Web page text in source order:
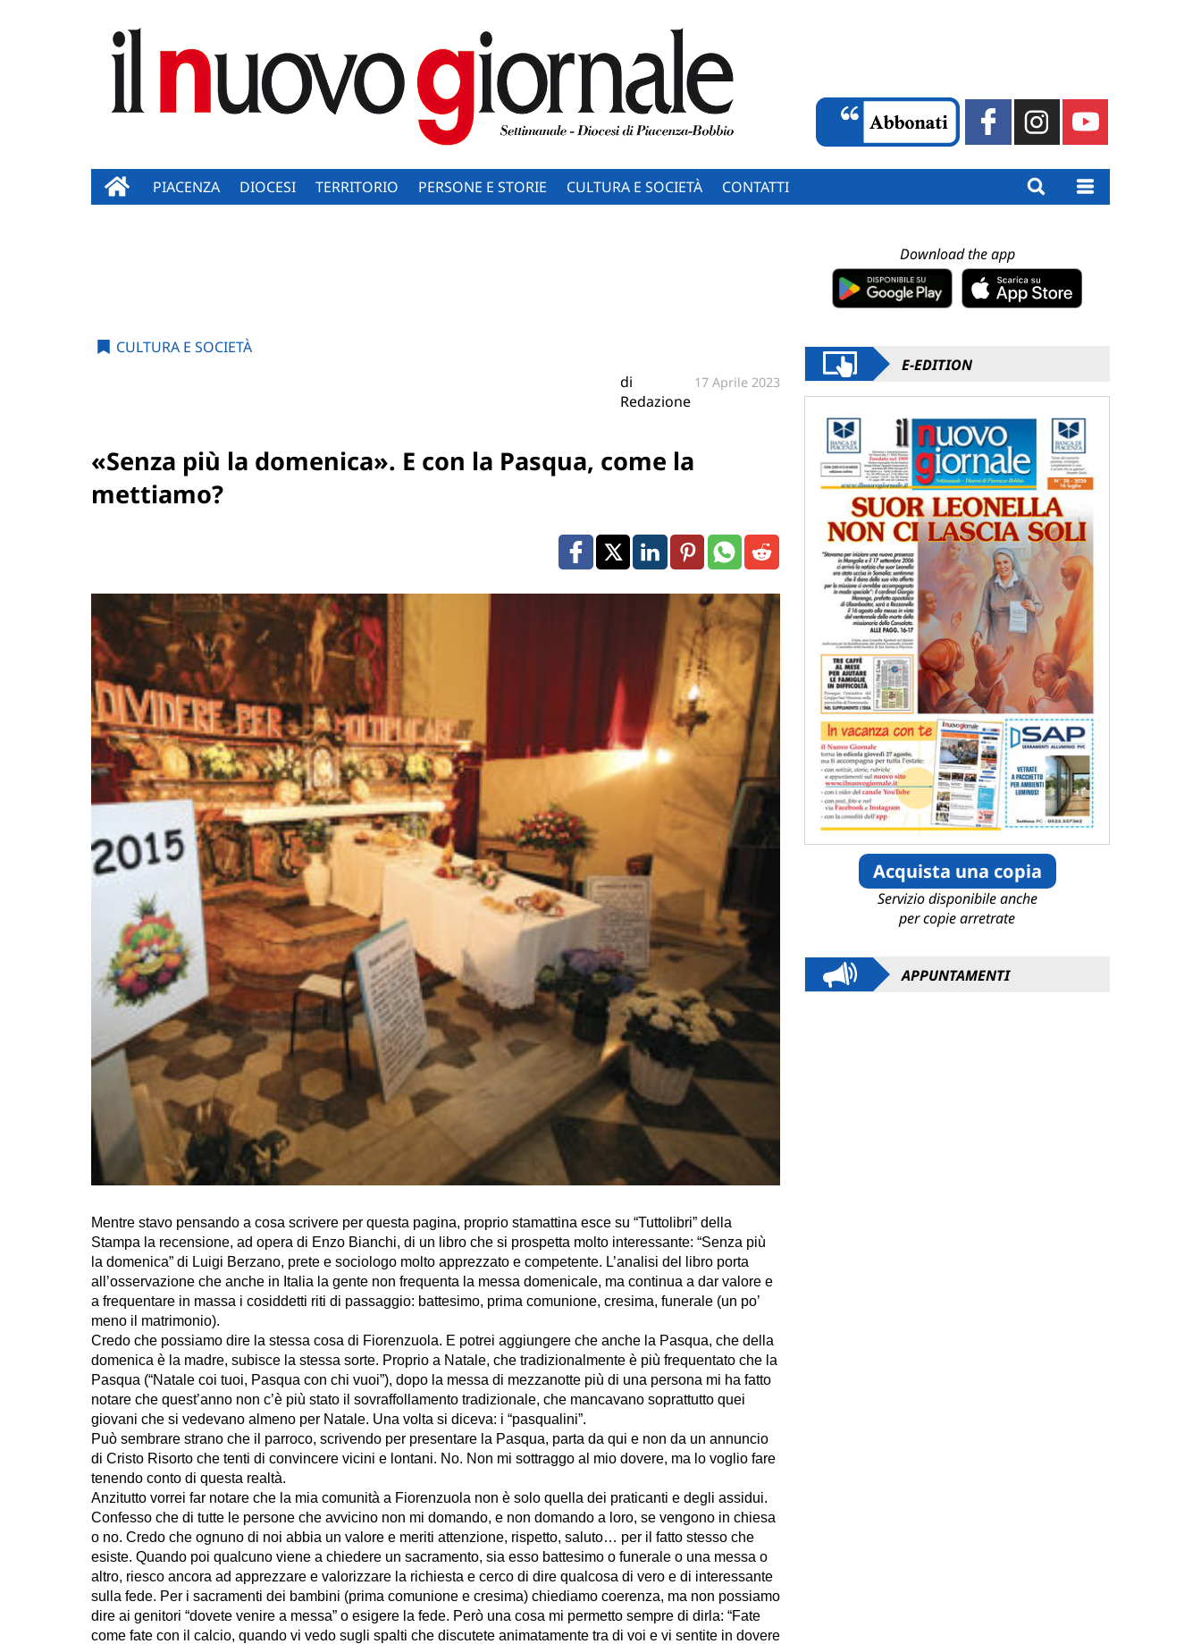
PIACENZA DIOCESI TERRITORIO PERSONE E STORIE CULTURA E SOCIETÀ CONTATTI
CULTURA E SOCIETÀ
di
Redazione
17 Aprile 2023
«Senza più la domenica». E con la Pasqua, come la
mettiamo?
Mentre stavo pensando a cosa scrivere per questa pagina, proprio stamattina esce su “Tuttolibri” della
Stampa la recensione, ad opera di Enzo Bianchi, di un libro che si prospetta molto interessante: “Senza più
la domenica” di Luigi Berzano, prete e sociologo molto apprezzato e competente. L’analisi del libro porta
all’osservazione che anche in Italia la gente non frequenta la messa domenicale, ma continua a dar valore e
a frequentare in massa i cosiddetti riti di passaggio: battesimo, prima comunione, cresima, funerale (un po’
meno il matrimonio).
Credo che possiamo dire la stessa cosa di Fiorenzuola. E potrei aggiungere che anche la Pasqua, che della
domenica è la madre, subisce la stessa sorte. Proprio a Natale, che tradizionalmente è più frequentato che la
Pasqua (“Natale coi tuoi, Pasqua con chi vuoi”), dopo la messa di mezzanotte più di una persona mi ha fatto
notare che quest’anno non c’è più stato il sovraffollamento tradizionale, che mancavano soprattutto quei
giovani che si vedevano almeno per Natale. Una volta si diceva: i “pasqualini”.
Può sembrare strano che il parroco, scrivendo per presentare la Pasqua, parta da qui e non da un annuncio
di Cristo Risorto che tenti di convincere vicini e lontani. No. Non mi sottraggo al mio dovere, ma lo voglio fare
tenendo conto di questa realtà.
Anzitutto vorrei far notare che la mia comunità a Fiorenzuola non è solo quella dei praticanti e degli assidui.
Confesso che di tutte le persone che avvicino non mi domando, e non domando a loro, se vengono in chiesa
o no. Credo che ognuno di noi abbia un valore e meriti attenzione, rispetto, saluto… per il fatto stesso che
esiste. Quando poi qualcuno viene a chiedere un sacramento, sia esso battesimo o funerale o una messa o
altro, riesco ancora ad apprezzare e valorizzare la richiesta e cerco di dire qualcosa di vero e di interessante
sulla fede. Per i sacramenti dei bambini (prima comunione e cresima) chiediamo coerenza, ma non possiamo
dire ai genitori “dovete venire a messa” o esigere la fede. Però una cosa mi permetto sempre di dirla: “Fate
come fate con il calcio, quando vi vedo sugli spalti che discutete animatamente tra di voi e vi sentite in dovere
Download the app
E-EDITION
Acquista una copia
Servizio disponibile anche
per copie arretrate
APPUNTAMENTI